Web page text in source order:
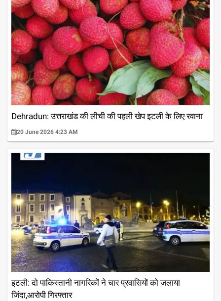
Dehradun: उत्तराखंड की लीची की पहली खेप इटली के लिए रवाना
20 June 2026 4:23 AM
इटली: दो पाकिस्तानी नागरिकों ने चार प्रवासियों को जलाया
जिंदा,आरोपी गिरफ्तार